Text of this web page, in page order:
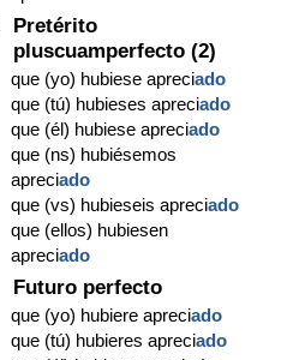
Pretérito
pluscuamperfecto (2)
que (yo) hubiese apreciado
que (tú) hubieses apreciado
que (él) hubiese apreciado
que (ns) hubiésemos
apreciado
que (vs) hubieseis apreciado
que (ellos) hubiesen
apreciado
Futuro perfecto
que (yo) hubiere apreciado
que (tú) hubieres apreciado